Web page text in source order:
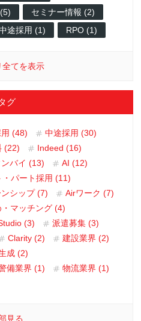
セミナー情報 (2)
途採用 (1) RPO (1)
全てを表示
グ
(48)
中途採用 (30)
(22)
Indeed (16)
バイ (13)
AI (12)
・パート採用 (11)
シップ (7)
Airワーク (7)
・マッチング (4)
(3)
派遣募集 (3)
Clarity (2)
建設業界 (2)
成 (2)
備業界 (1)
物流業界 (1)
見る